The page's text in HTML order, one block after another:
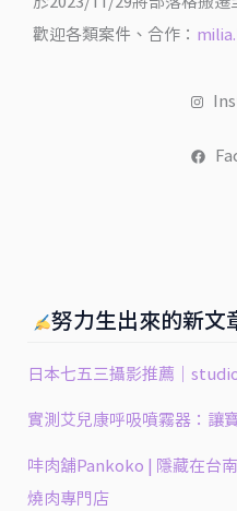
歡迎各類案件、合作：
努力生出來的新文
日本七五三攝影推薦｜
實測艾兒康呼吸噴霧器：讓
㕩肉舖Pankoko | 隱藏在台
燒肉專門店